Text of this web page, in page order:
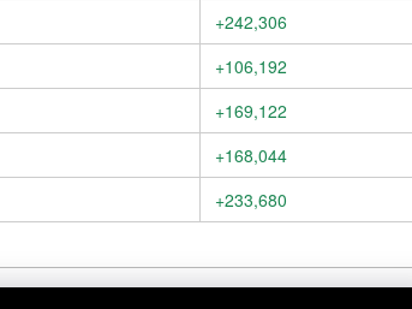
+242,306
+106,192
+169,122
+168,044
+233,680